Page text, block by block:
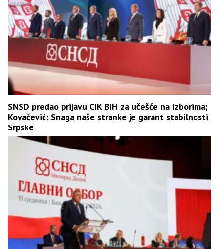
SNSD predao prijavu CIK BiH za učešće na izborima;
Kovačević: Snaga naše stranke je garant stabilnosti
Srpske